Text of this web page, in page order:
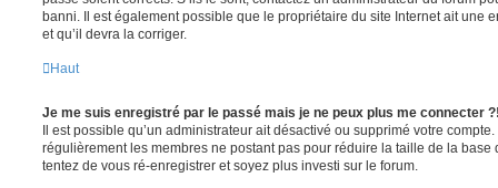
banni. Il est également possible que le propriétaire du site Internet ait une
et qu’il devra la corriger.
Haut
Je me suis enregistré par le passé mais je ne peux plus me connecter
Il est possible qu’un administrateur ait désactivé ou supprimé votre
régulièrement les membres ne postant pas pour réduire la taille de la base
tentez de vous ré-enregistrer et soyez plus investi sur le forum.